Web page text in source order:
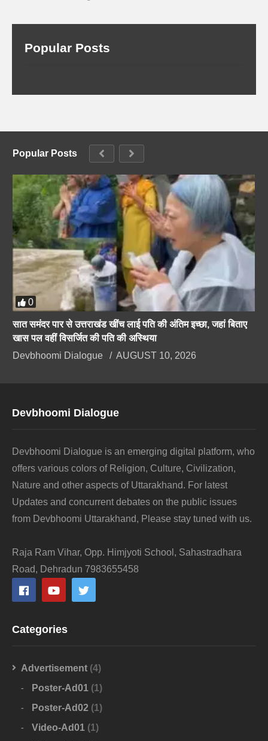
Popular Posts
Popular Posts
0
सात समंदर पार से उत्तराखंड खींच लाई पति की अंतिम इच्छा, जहां बिताए
खास पल वहीं विसर्जित की पति की अस्थिया
Devbhoomi Dialogue
AUGUST 10, 2026
Devbhoomi Dialogue
Devbhoomi Dialogue is an emerging digital platform, who
offers various colors of Religion, Culture, Civilization,
Nature and other aspects of Uttarakhand. For latest
Updates and concurrent debates on the public issues
from Devbhoomi Uttarakhand, Please stay tuned with us.
Raja Ram Vihar, Opp. Himjyoti School, Sahastradhara
Road, Dehradun 7983655458
Categories
Advertisement (4)
Poster-Ad01 (1)
Poster-Ad02 (1)
Video-Ad01 (1)